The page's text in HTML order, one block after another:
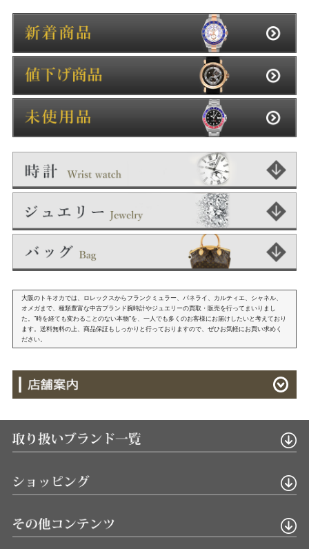
大阪のトキオカでは、ロレックスからフランクミュラー、パネライ、カルティエ、シャネル、
オメガまで、種類豊富な中古ブランド腕時計やジュエリーの買取・販売を行ってまいりまし
た。"時を経ても変わることのない本物"を、一人でも多くのお客様にお届けしたいと考えており
ます。送料無料の上、商品保証もしっかりと行っておりますので、ぜひお気軽にお買い求めく
ださい。